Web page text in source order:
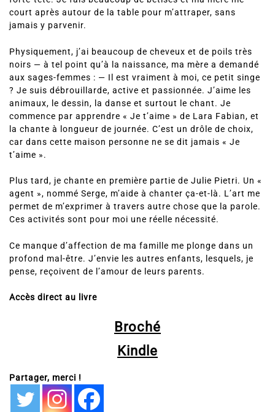
court après autour de la table pour m’attraper, sans
jamais y parvenir.
Physiquement, j’ai beaucoup de cheveux et de poils très
noirs — à tel point qu’à la naissance, ma mère a demandé
aux sages-femmes : — Il est vraiment à moi, ce petit singe
? Je suis débrouillarde, active et passionnée. J’aime les
animaux, le dessin, la danse et surtout le chant. Je
commence par apprendre « Je t’aime » de Lara Fabian, et
la chante à longueur de journée. C’est un drôle de choix,
car dans cette maison personne ne se dit jamais « Je
t’aime ».
Plus tard, je chante en première partie de Julie Pietri. Un «
agent », nommé Serge, m’aide à chanter ça-et-là. L’art me
permet de m’exprimer à travers autre chose que la parole.
Ces activités sont pour moi une réelle nécessité.
Ce manque d’affection de ma famille me plonge dans un
profond mal-être. J’envie les autres enfants, lesquels, je
pense, reçoivent de l’amour de leurs parents.
Accès direct au livre
Broché
Kindle
Partager, merci !